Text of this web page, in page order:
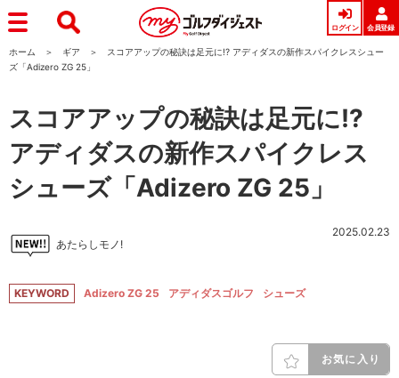
ログイン 会員登録
ホーム ギア
スコアアップの秘訣は足元に!? アディダスの新作スパイクレスシュー
ズ「Adizero ZG 25」
スコアアップの秘訣は足元に!?
アディダスの新作スパイクレス
シューズ「Adizero ZG 25」
あたらしモノ!
2025.02.23
KEYWORD Adizero ZG 25 アディダスゴルフ シューズ
お気に入り